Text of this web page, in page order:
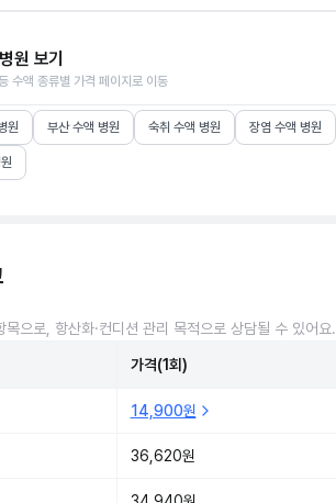
원 보기
수액 종류별 가격 페이지로 이동
원 부산 수액 병원 숙취 수액 병원 장염 수액 병원
으로, 항산화·컨디션 관리 목적으로 상담될 수 있어요.
가격(1회)
14,900원
36,620원